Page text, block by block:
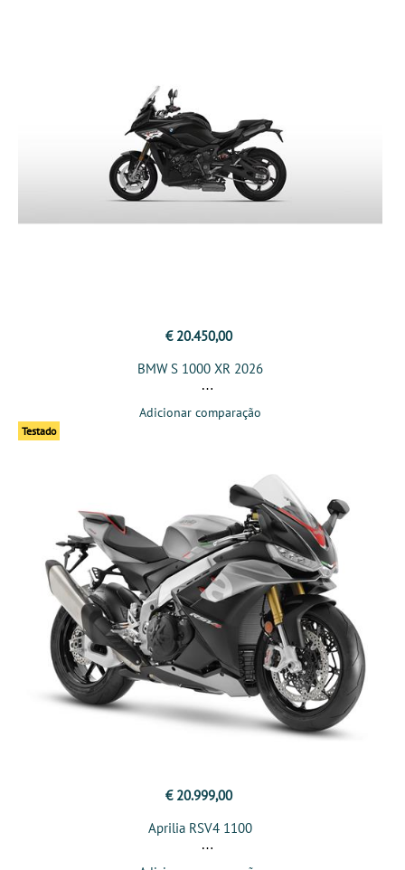
€ 20.450,00
BMW S 1000 XR 2026
Adicionar comparação
Testado
€ 20.999,00
Aprilia RSV4 1100